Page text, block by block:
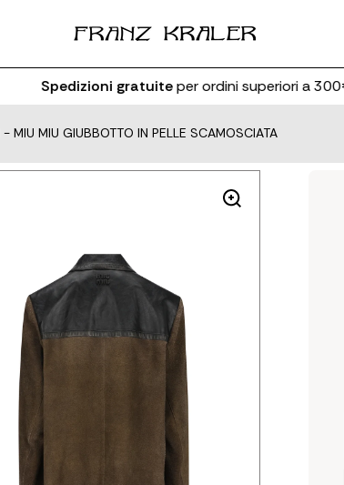
Spedizioni gratuiteper ordini superiori a 300€
- MIU MIU GIUBBOTTO IN PELLE SCAMOSCIATA